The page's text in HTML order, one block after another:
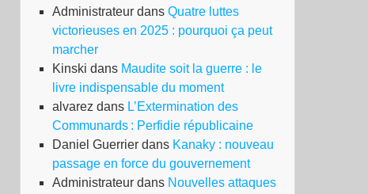
Administrateur dans Quatre luttes
victorieuses en 2025 : pourquoi ça peut
marcher
Kinski dans Maudite soit la guerre : le
livre indispensable du moment
alvarez dans L’Extermination des
Communards : Perfidie républicaine
Daniel Guerrier dans Kanaky : nouveau
passage en force du gouvernement
Administrateur dans Nouvelles attaques